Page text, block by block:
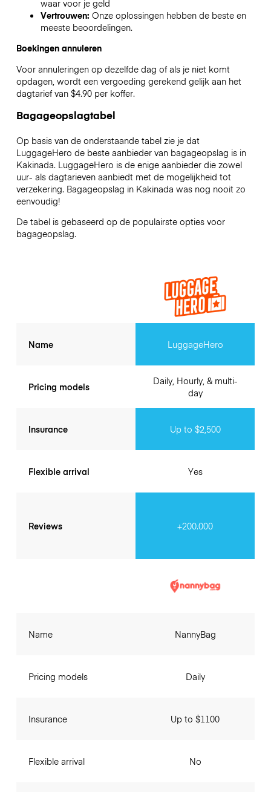
waar voor je geld
Vertrouwen: Onze oplossingen hebben de beste en
meeste beoordelingen.
Boekingen annuleren
Voor annuleringen op dezelfde dag of als je niet komt
opdagen, wordt een vergoeding gerekend gelijk aan het
dagtarief van $4.90 per koffer.
Bagageopslagtabel
Op basis van de onderstaande tabel zie je dat
LuggageHero de beste aanbieder van bagageopslag is in
Kakinada. LuggageHero is de enige aanbieder die zowel
uur- als dagtarieven aanbiedt met de mogelijkheid tot
verzekering. Bagageopslag in Kakinada was nog nooit zo
eenvoudig!
De tabel is gebaseerd op de populairste opties voor
bagageopslag.
Name
Pricing models
Insurance
Flexible arrival
Reviews
LuggageHero
Daily, Hourly, & multi-
day
Up to $2,500
Yes
+200.000
Name
Pricing models
Insurance
Flexible arrival
NannyBag
Daily
Up to $1100
No